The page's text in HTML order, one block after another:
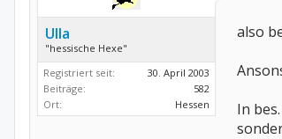
Ulla
"hessische Hexe"
Registriert seit:
30. April 2003
Beiträge:
582
Ort:
Hessen
also
In